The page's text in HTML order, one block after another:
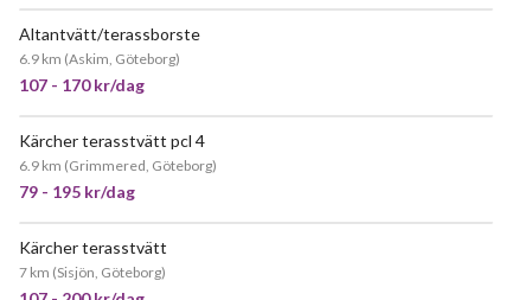
Altantvätt/terassborste
6.9 km (Askim, Göteborg)
107 - 170 kr/dag
Kärcher terasstvätt pcl 4
6.9 km (Grimmered, Göteborg)
79 - 195 kr/dag
Kärcher terasstvätt
7 km (Sisjön, Göteborg)